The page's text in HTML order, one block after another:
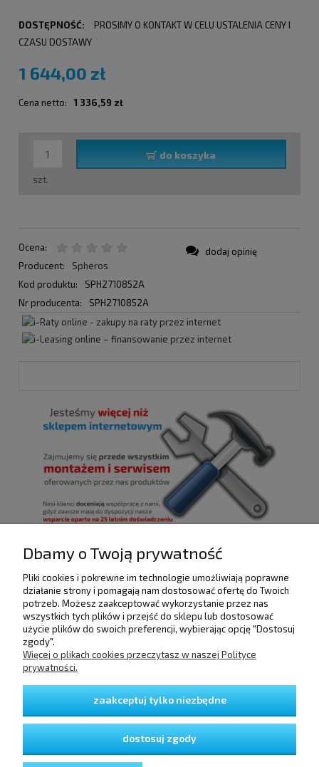
DOSTĘPNOŚĆ:
PROSIMY O KONTAKT W CELU USTALENIA CENY I
CZASU DOSTAWY
1 644,00 zł
Cena netto: 1 336,59 zł
szt.
do koszyka
Ocena:
Producent:
Spheros
Kod produktu:
SPH2710852A
Nr producenta:
SPH2710852A
dodaj opinię
POMOC
DOSTAWA I PŁATNOŚCI
GWARANCJA I ZWROTY
Dbamy o Twoją prywatność
Pliki cookies i pokrewne im technologie umożliwiają poprawne
działanie strony i pomagają nam dostosować ofertę do Twoich
potrzeb. Możesz zaakceptować wykorzystanie przez nas
wszystkich tych plików i przejść do sklepu lub dostosować
użycie plików do swoich preferencji, wybierając opcję "Dostosuj
zgody".
Więcej o plikach cookies przeczytasz w naszej Polityce
prywatności.
zaakceptuj tylko niezbędne
dostosuj zgody